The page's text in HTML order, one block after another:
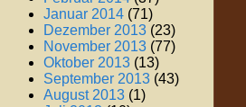
Januar 2014 (71)
Dezember 2013 (23)
November 2013 (77)
Oktober 2013 (13)
September 2013 (43)
August 2013 (1)